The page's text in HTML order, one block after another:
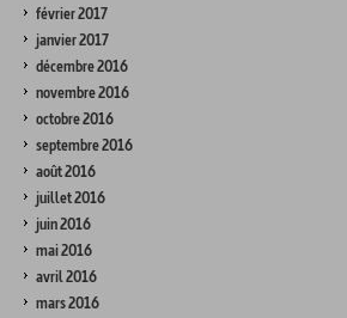
février 2017
janvier 2017
décembre 2016
novembre 2016
octobre 2016
septembre 2016
août 2016
juillet 2016
juin 2016
mai 2016
avril 2016
mars 2016